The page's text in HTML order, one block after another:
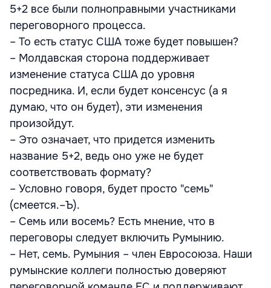
5+2 все были полноправными участниками
переговорного процесса.
– То есть статус США тоже будет повышен?
– Молдавская сторона поддерживает
изменение статуса США до уровня
посредника. И, если будет консенсус (а я
думаю, что он будет), эти изменения
произойдут.
– Это означает, что придется изменить
название 5+2, ведь оно уже не будет
соответствовать формату?
– Условно говоря, будет просто "семь"
(смеется.–Ъ).
– Семь или восемь? Есть мнение, что в
переговоры следует включить Румынию.
– Нет, семь. Румыния – член Евросоюза. Наши
румынские коллеги полностью доверяют